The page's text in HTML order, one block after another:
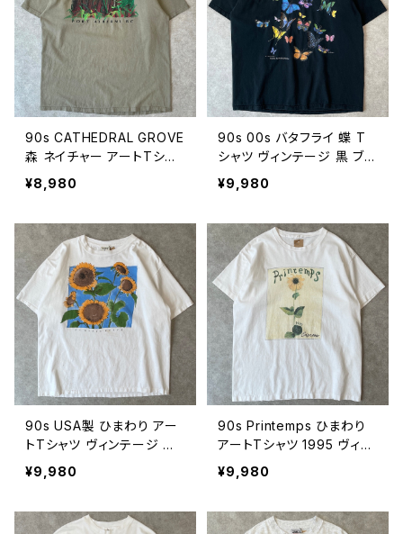
90s CATHEDRAL GROVE
森 ネイチャー アートTシャ
ツ ヴィンテージ 古着 自然
山 木 オリーブグリーン カ
L 26080710
¥8,980
90s 00s バタフライ 蝶 T
シャツ ヴィンテージ 黒 ブラ
ック カラフル ネイチャー ア
ート 古着 90年代 ビンテー
¥9,980
90s USA製 ひまわり アー
トTシャツ ヴィンテージ シ
ングルステッチ LOCO T'Z
Sun Flower フラワー 花
ンテージ XL 26080708
¥9,980
90s Printemps ひまわり
アートTシャツ 1995 ヴィン
テージ シングルステッチ フ
ラワー 花 向日葵 Sun Flo
テージ 26080707
¥9,980